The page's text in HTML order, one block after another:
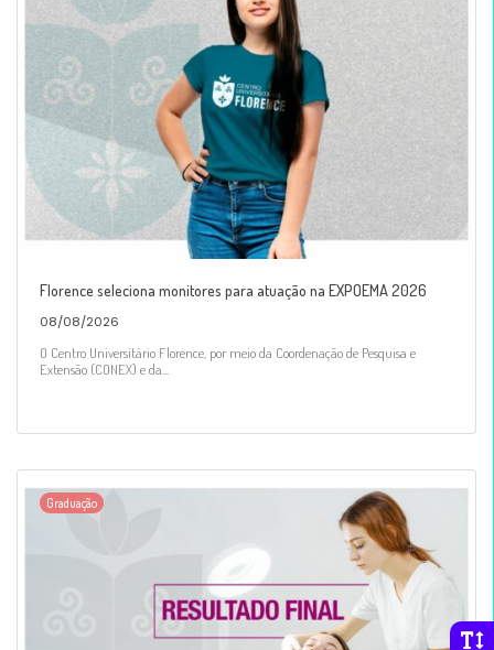
Florence seleciona monitores para atuação na EXPOEMA 2026
08/08/2026
O Centro Universitário Florence, por meio da Coordenação de Pesquisa e
Extensão (CONEX) e da...
Graduação